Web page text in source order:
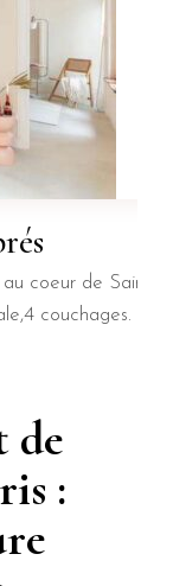
coeur de Saint-
couchages.
de
: